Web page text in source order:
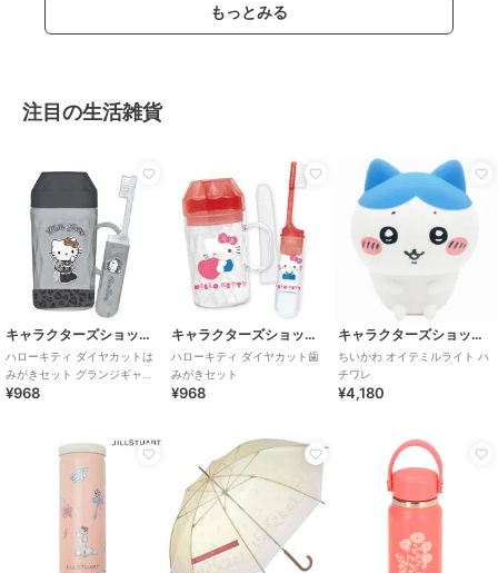
もっとみる
注目の生活雑貨
キャラクターズショップ ラフラフ
ハローキティ ダイヤカットは
みがきセット グランジギャル
ラブギャルモード
¥968
キャラクターズショップ ラフラフ
ハローキティ ダイヤカット歯
みがきセット
¥968
キャラクターズショップ ラフラフ
ちいかわ オイテミルライト ハ
チワレ
¥4,180